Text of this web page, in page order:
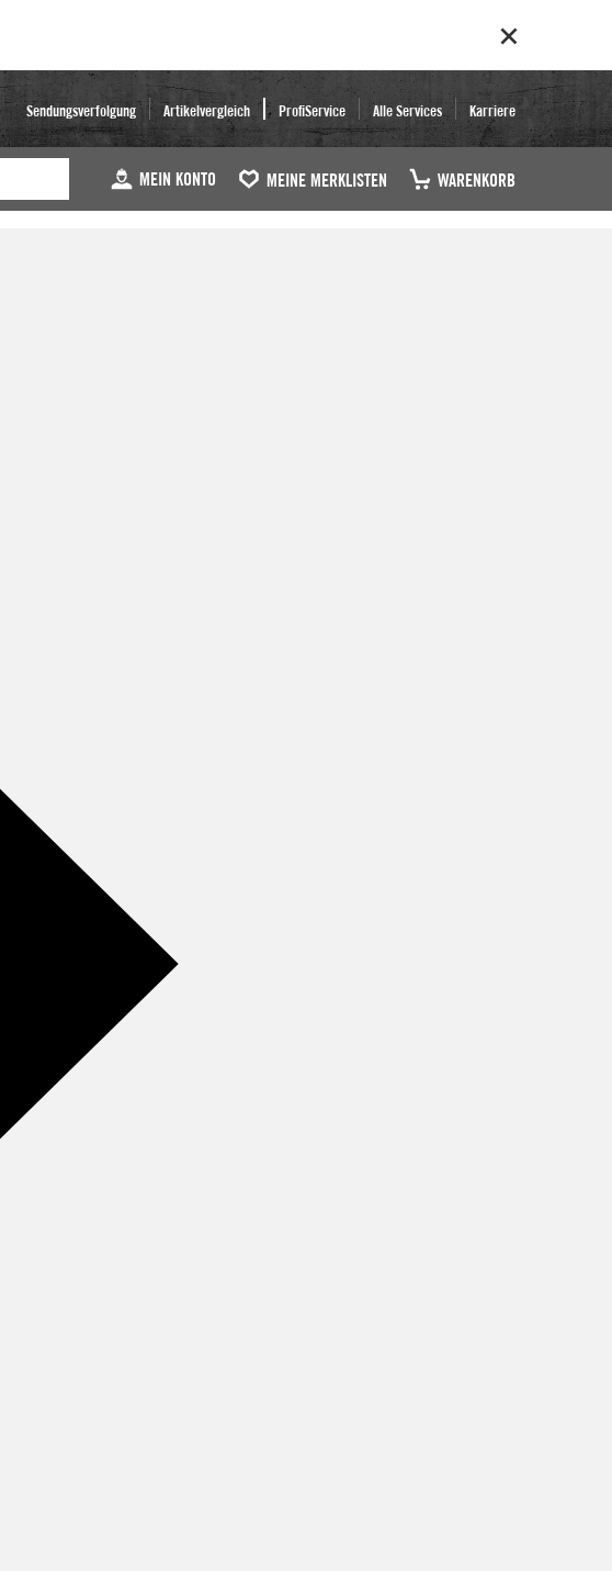
Sendungsverfolgung Artikelvergleich ProfiService Alle Services Karriere
MEIN KONTO MEINE MERKLISTEN WARENKORB